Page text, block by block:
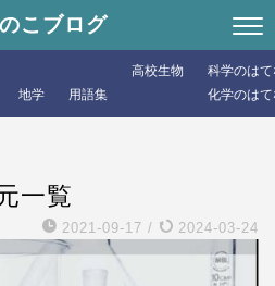
こブログ
地学 用語集
高校生物
科学のは
化学のは
一覧
2021-09-17 / 2024-03-24